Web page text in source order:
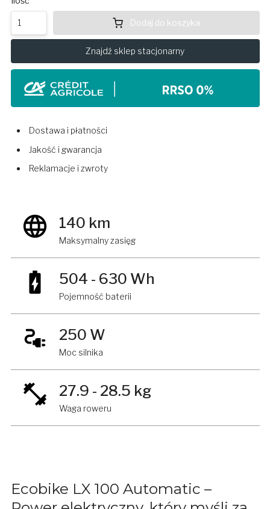
Dodaj do koszyka
Znajdź sklep stacjonarny
Dostawa i płatności
Jakość i gwarancja
Reklamacje i zwroty
140 km
Maksymalny zasięg
504 - 630 Wh
Pojemność baterii
250 W
Moc silnika
27.9 - 28.5 kg
Waga roweru
Ecobike LX 100 Automatic –